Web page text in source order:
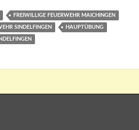
FREIWILLIGE FEUERWEHR MAICHINGEN
SINDELFINGEN HAUPTÜBUNG